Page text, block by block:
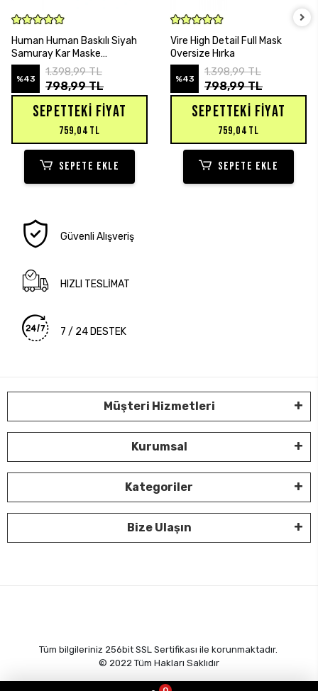
Human Human Baskılı Siyah
Samuray Kar Maske
Sweatshirt Hırka
%43
1.398,99 TL
798,99 TL
SEPETTEKI FIYAT
759,04 TL
SEPETE EKLE
Vire High Detail Full Mask
Oversize Hırka
%43
1.398,99 TL
798,99 TL
SEPETTEKI FIYAT
759,04 TL
SEPETE EKLE
Güvenli Alışveriş
HIZLI TESLİMAT
7 / 24 DESTEK
Müşteri Hizmetleri
Kurumsal
Kategoriler
Bize Ulaşın
Tüm bilgileriniz 256bit SSL Sertifikası ile korunmaktadır.
© 2022 Tüm Hakları Saklıdır